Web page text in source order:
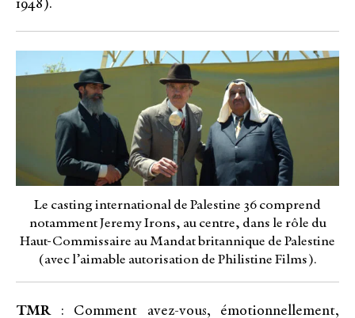
1948).
Le casting international de Palestine 36 comprend
notamment Jeremy Irons, au centre, dans le rôle du
Haut-Commissaire au Mandat britannique de Palestine
(avec l’aimable autorisation de Philistine Films).
TMR: Comment avez-vous, émotionnellement,